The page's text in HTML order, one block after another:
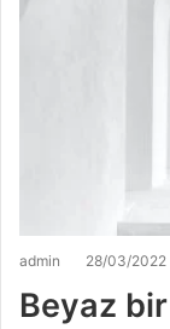
admin 28/03/2022
Beyaz